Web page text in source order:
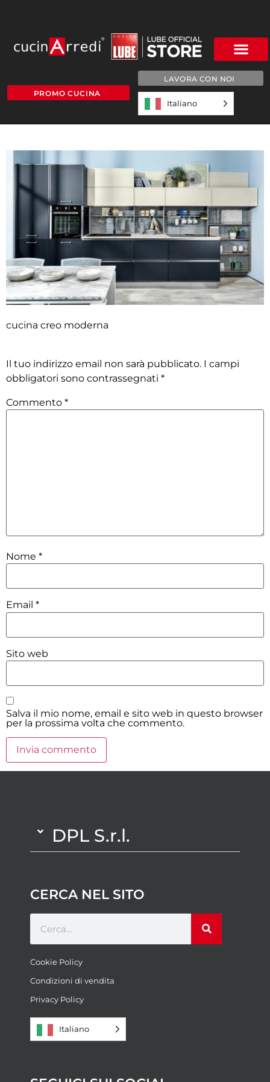
PROMO CUCINA
LAVORA CON NOI
Italiano
cucina creo moderna
Il tuo indirizzo email non sarà pubblicato. I campi
obbligatori sono contrassegnati *
Commento *
Nome *
Email *
Sito web
Salva il mio nome, email e sito web in questo browser
per la prossima volta che commento.
DPL S.r.l.
CERCA NEL SITO
Cookie Policy
Condizioni di vendita
Privacy Policy
Italiano